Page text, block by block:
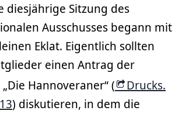
diesjährige Sitzung des
Ausschusses begann mit
Eklat. Eigentlich sollten
einen Antrag der
Hannoveraner“ (
Drucks.
) diskutieren, in dem die